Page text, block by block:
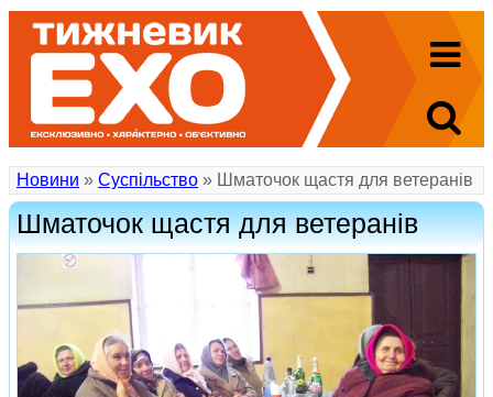
Новини » Суспільство » Шматочок щастя для ветеранів
Шматочок щастя для ветеранів